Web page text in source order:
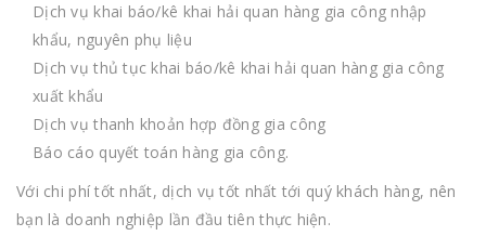
Dịch vụ khai báo/kê khai hải quan hàng gia công nhập
khẩu, nguyên phụ liệu
Dịch vụ thủ tục khai báo/kê khai hải quan hàng gia công
xuất khẩu
Dịch vụ thanh khoản hợp đồng gia công
Báo cáo quyết toán hàng gia công.
Với chi phí tốt nhất, dịch vụ tốt nhất tới quý khách hàng, nên
bạn là doanh nghiệp lần đầu tiên thực hiện.